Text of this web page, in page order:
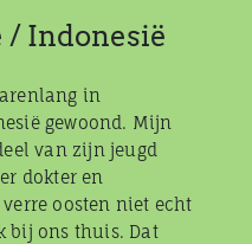
Indonesië
in
gewoond. Mijn
van zijn jeugd
dokter en
oosten niet echt
bij ons thuis. Dat